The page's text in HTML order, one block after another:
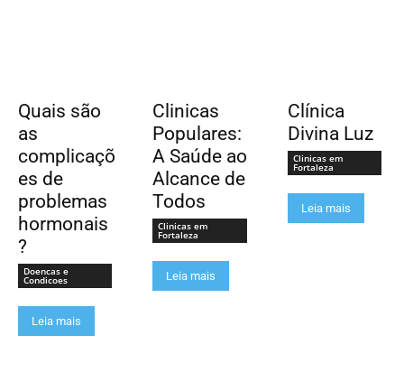
Quais são
as
complicaçõ
es de
problemas
hormonais
?
Doencas e
Condicoes
Leia mais
Clinicas
Populares:
A Saúde ao
Alcance de
Todos
Clinicas em
Fortaleza
Leia mais
Clínica
Divina Luz
Clinicas em
Fortaleza
Leia mais